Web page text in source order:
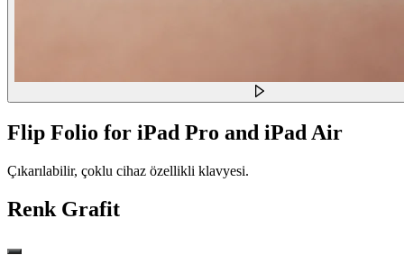
Flip Folio for iPad Pro and iPad Air
Çıkarılabilir, çoklu cihaz özellikli klavyesi.
Renk Grafit